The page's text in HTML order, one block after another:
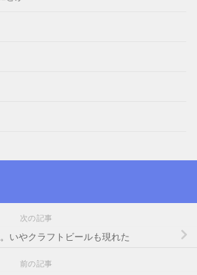
次の記事
いやクラフトビールも現れた
前の記事